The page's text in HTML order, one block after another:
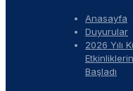
Anasayfa
Duyurular
2026 Yılı
Başladı